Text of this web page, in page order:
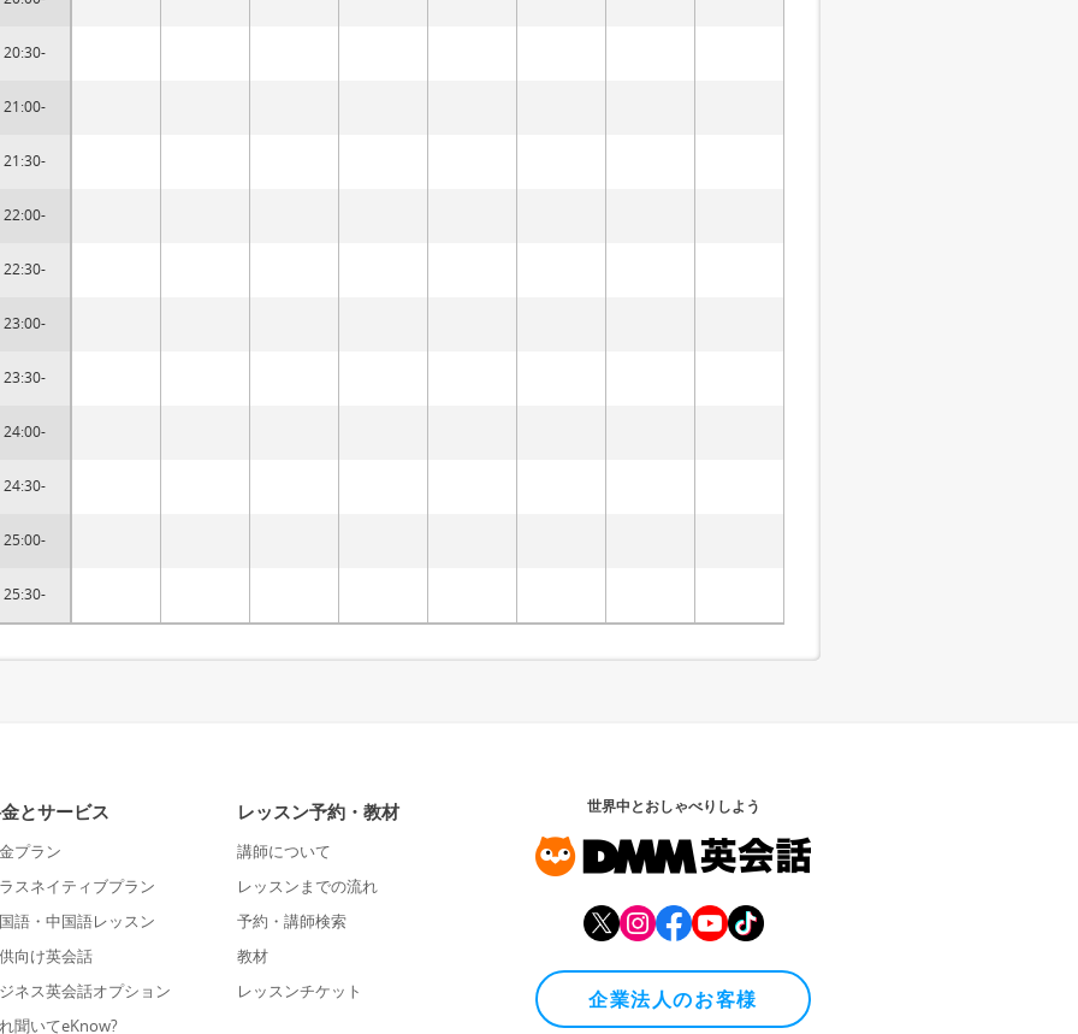
20:30-
21:00-
21:30-
22:00-
22:30-
23:00-
23:30-
24:00-
24:30-
25:00-
25:30-
とサービス
プラン
スネイティブプラン
語・中国語レッスン
向け英会話
ネス英会話オプション
聞いてeKnow?
レッスン予約・教材
講師について
レッスンまでの流れ
予約・講師検索
教材
レッスンチケット
世界中とおしゃべりしよう
企業法人のお客様